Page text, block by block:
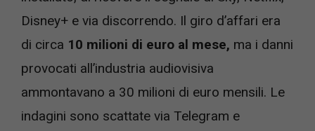
Disney+ e via discorrendo. Il giro d’affari era
di circa 10 milioni di euro al mese, ma i danni
provocati all’industria audiovisiva
ammontavano a 30 milioni di euro mensili. Le
indagini sono scattate via Telegram e